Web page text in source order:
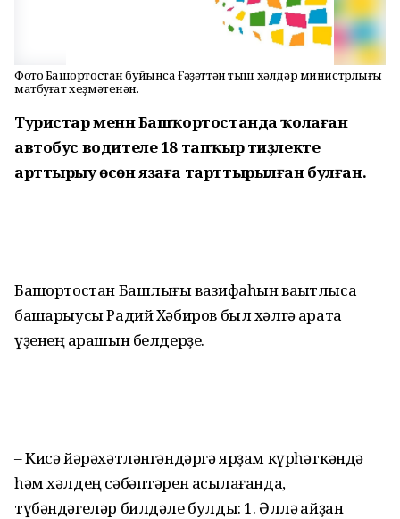
Фото Башҡортостан буйынса Ғәҙәттән тыш хәлдәр министрлығы
матбуғат хеҙмәтенән.
Туристар менән Башҡортостанда ҡолаған
автобус водителе 18 тапҡыр тиҙлекте
арттырыу өсөн язаға тарттырылған булған.
Башҡортостан Башлығы вазифаһын ваҡытлыса
башҡарыусы Радий Хәбиров был хәлгә ҡарата
үҙенең ҡарашын белдерҙе.
– Кисә йәрәхәтләнгәндәргә ярҙам күрһәткәндә
һәм хәлдең сәбәптәрен асыҡлағанда,
түбәндәгеләр билдәле булды: 1. Әллә ҡайҙан